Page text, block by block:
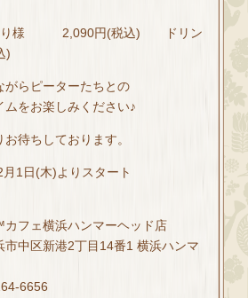
とり様 2,090円(税込) ドリン
)
がらピーターたちとの
ムをお楽しみください♪
待ちしております。
1日(木)よりスタート
フェ横浜ハンマーヘッド店
市中区新港2丁目14番1 横浜ハンマ
6656